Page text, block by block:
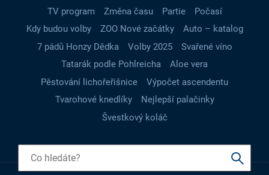
TV program
Změna času Partie
Počasí
Kdy budou volby
ZOO Nové začátky
Auto – katalog
7 pádů Honzy Dědka
Volby 2025
Svařené víno
Tatarák podle Pohlreicha
Aloe vera
Pěstování lichořeřišnice
Výpočet ascendentu
Tvarohové knedlíky
Nejlepší palačinky
Švestkový koláč